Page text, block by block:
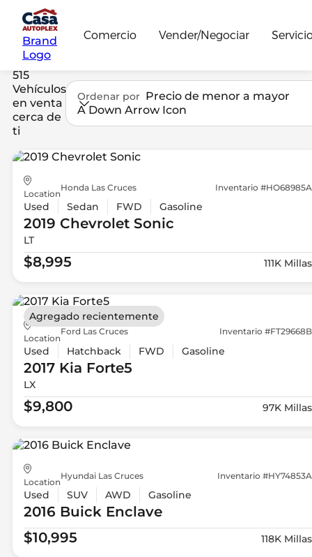
Brand
Logo
Comercio Vender/Negociar
515
Vehículos
en venta
cerca de
ti
Ordenar por Precio de menor a mayor
A Down Arrow Icon
Location
Honda Las Cruces Inventario #HO68985A
Used Sedan FWD Gasoline
2019 ChevroletSonic
LT
$8,995 111K Millas
Location
Ford Las Cruces Inventario #FT29668B
Used Hatchback FWD Gasoline
2017 Kia Forte5
LX
$9,800 97K Millas
Agregado recientemente
Location
Hyundai Las Cruces Inventario #HY74853A
Used SUV AWD Gasoline
2016 BuickEnclave
$10,995
118K Millas